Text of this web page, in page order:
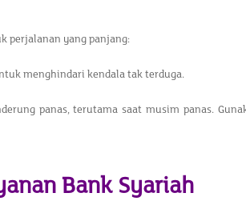
perjalanan yang panjang:
menghindari kendala tak terduga.
panas, terutama saat musim panas.
Bank Syariah